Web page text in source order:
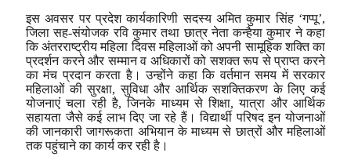
इस अवसर पर प्रदेश कार्यकारिणी सदस्य अमित कुमार सिंह ‘गप्पू’,
जिला सह-संयोजक रवि कुमार तथा छात्र नेता कन्हैया कुमार ने कहा
कि अंतरराष्ट्रीय महिला दिवस महिलाओं को अपनी सामूहिक शक्ति का
प्रदर्शन करने और सम्मान व अधिकारों को सशक्त रूप से प्राप्त करने
का मंच प्रदान करता है। उन्होंने कहा कि वर्तमान समय में सरकार
महिलाओं की सुरक्षा, सुविधा और आर्थिक सशक्तिकरण के लिए कई
योजनाएं चला रही है, जिनके माध्यम से शिक्षा, यात्रा और आर्थिक
सहायता जैसे कई लाभ दिए जा रहे हैं। विद्यार्थी परिषद इन योजनाओं
की जानकारी जागरूकता अभियान के माध्यम से छात्रों और महिलाओं
तक पहुंचाने का कार्य कर रही है।